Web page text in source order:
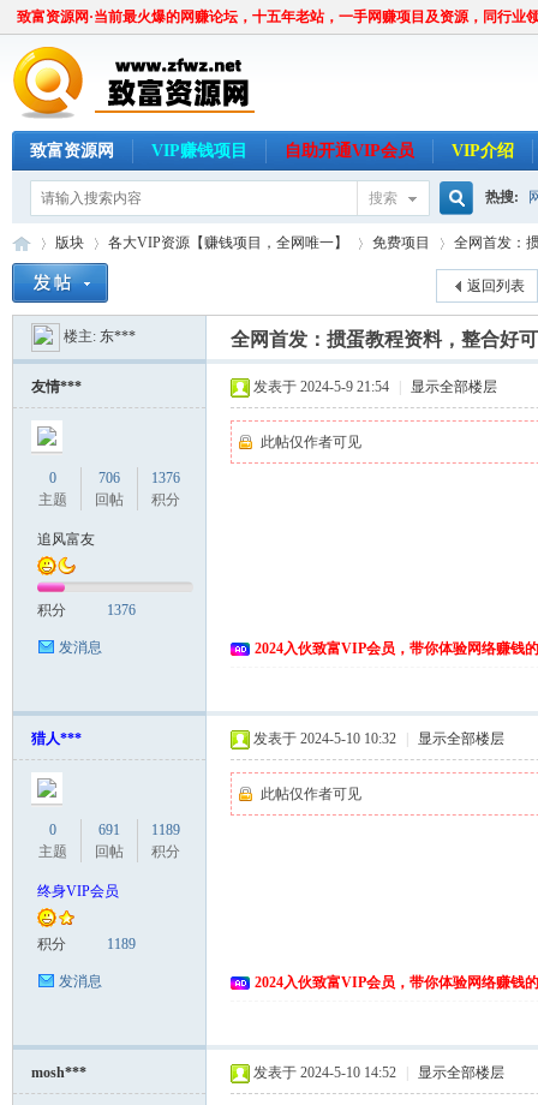
致富资源网·当前最火爆的网赚论坛，十五年老站，一手网赚项目及资源，同行业
致富资源网 VIP赚钱项目 自助开通VIP会员 VIP介绍
搜索
搜
索
热搜:
»
版块
›
各大VIP资源【赚钱项目，全网唯一】
›
免费项目
›
全网首发：
返回列表
楼主: 东*** 全网首发：掼蛋教程资料，整合好
友情***
0
主题
706
回帖
1376
积分
追风富友
积分 1376
发消息
发表于 2024-5-9 21:54 显示全部楼层
此帖仅作者可见
2024入伙致富VIP会员，带你体验网络赚钱
猎人***
0
主题
691
回帖
1189
积分
终身VIP会员
积分 1189
发消息
发表于 2024-5-10 10:32 显示全部楼层
此帖仅作者可见
2024入伙致富VIP会员，带你体验网络赚钱
mosh*** 发表于 2024-5-10 14:52 显示全部楼层